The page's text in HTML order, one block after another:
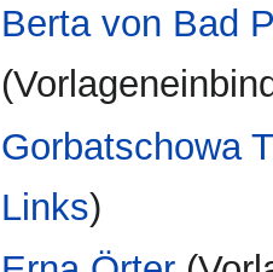
Berta von Bad
Gorbatschowa
Links)